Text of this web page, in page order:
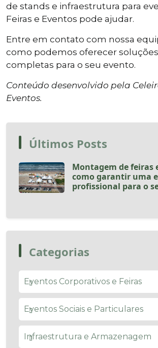
de stands e infraestrutura para
Feiras e Eventos pode ajudar.
Entre em contato com nossa
como podemos oferecer
completas para o seu evento.
Conteúdo desenvolvido pela
Eventos.
Últimos Posts
Montagem de feiras
como garantir uma
profissional para o
Categorias
Eventos Corporativos e Feiras
Eventos Sociais e Particulares
Infraestrutura e Armazenagem